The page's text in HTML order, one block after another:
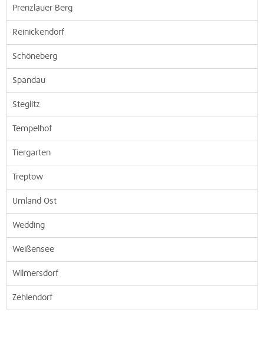
Prenzlauer Berg
Reinickendorf
Schöneberg
Spandau
Steglitz
Tempelhof
Tiergarten
Treptow
Umland Ost
Wedding
Weißensee
Wilmersdorf
Zehlendorf